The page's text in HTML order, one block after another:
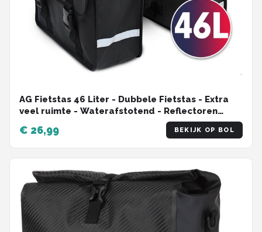
AG Fietstas 46 Liter - Dubbele Fietstas - Extra
veel ruimte - Waterafstotend - Reflectoren
fietstassen - electrische fietsen - Zwart - dubbel
€ 26,99 BEKIJK OP BOL